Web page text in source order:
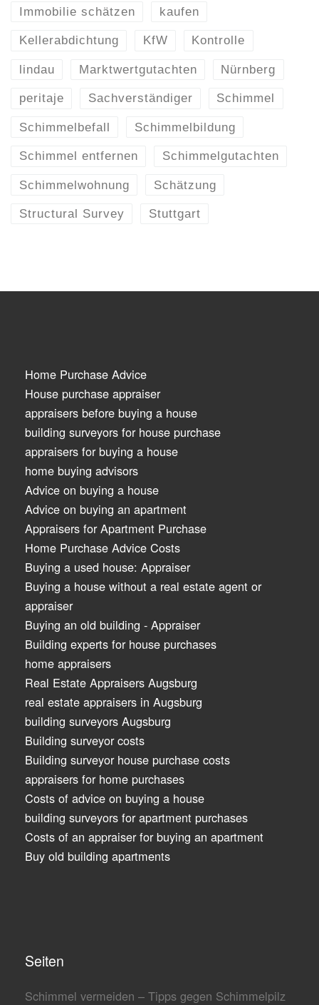
Immobilie schätzen kaufen
Kellerabdichtung KfW Kontrolle
lindau Marktwertgutachten Nürnberg
peritaje Sachverständiger Schimmel
Schimmelbefall Schimmelbildung
Schimmel entfernen Schimmelgutachten
Schimmelwohnung Schätzung
Structural Survey Stuttgart
Home Purchase Advice
House purchase appraiser
appraisers before buying a house
building surveyors for house purchase
appraisers for buying a house
home buying advisors
Advice on buying a house
Advice on buying an apartment
Appraisers for Apartment Purchase
Home Purchase Advice Costs
Buying a used house: Appraiser
Buying a house without a real estate agent or
appraiser
Buying an old building - Appraiser
Building experts for house purchases
home appraisers
Real Estate Appraisers Augsburg
real estate appraisers in Augsburg
building surveyors Augsburg
Building surveyor costs
Building surveyor house purchase costs
appraisers for home purchases
Costs of advice on buying a house
building surveyors for apartment purchases
Costs of an appraiser for buying an apartment
Buy old building apartments
Seiten
Schimmel vermeiden – Tipps gegen Schimmelpilz